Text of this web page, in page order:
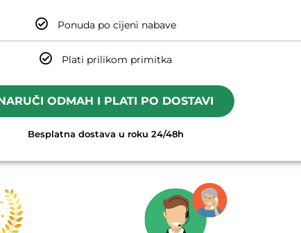
Ponuda po cijeni nabave
Plati prilikom primitka
ODMAH I PLATI PO DOSTAVI
Besplatna dostava u roku 24/48h